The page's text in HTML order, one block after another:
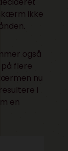
ikke
også
flere
nu
i
en